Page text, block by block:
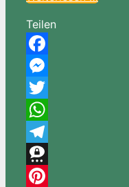
Teilen
Facebook
Messenger
Twitter
WhatsApp
Telegram
Threema